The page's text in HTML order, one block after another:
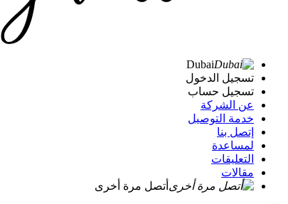
Dubai
تسجيل الدخول
تسجيل حساب
عن الشركة
خدمة التوصيل
إتصل بنا
لمساعدة
التعليقات
مقالات
أتصل مرة أخرى